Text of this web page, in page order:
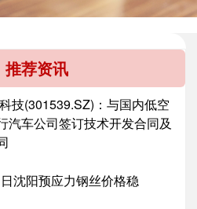
推荐资讯
技(301539.SZ)：与国内低空
汽车公司签订技术开发合同及
沈阳预应力钢丝价格稳